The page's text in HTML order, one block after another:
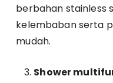
berbahan stainless
kelembaban serta
mudah.
Shower